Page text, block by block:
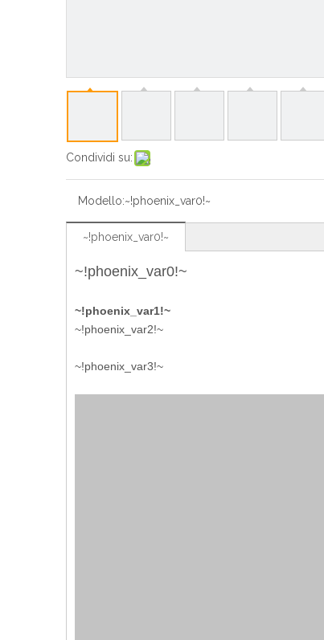
Condividi su:
Modello:~!phoenix_var0!~
~!phoenix_var0!~
~!phoenix_var0!~
~!phoenix_var1!~
~!phoenix_var2!~
~!phoenix_var3!~